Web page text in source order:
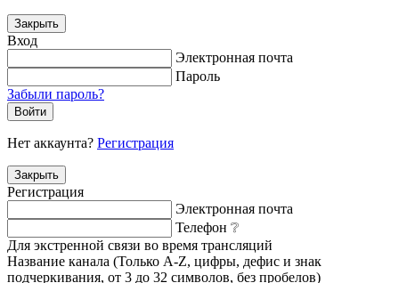
Закрыть
Вход
Электронная почта
Пароль
Забыли пароль?
Войти
Нет аккаунта? Регистрация
Закрыть
Регистрация
Электронная почта
Телефон ❔
Для экстренной связи во время трансляций
Название канала (Только A-Z, цифры, дефис и знак
подчеркивания, от 3 до 32 символов, без пробелов)